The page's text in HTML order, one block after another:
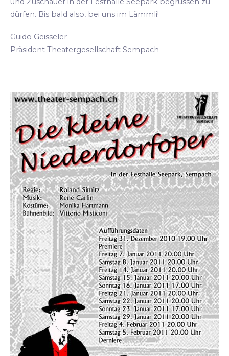
dürfen. Bis bald also, bei uns im Lämmli!
Guido Geisseler
Präsident Theatergesellschaft Sempach